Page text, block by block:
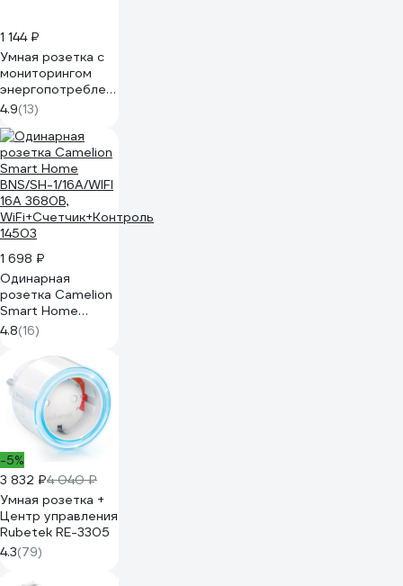
1 144 ₽
Умная розетка с
мониторингом
энергопотребления
Roximo
SCT16A001
4.9(13)
1 698 ₽
Одинарная
розетка Camelion
Smart Home
BNS/SH-1/16A/WIFI
16A 3680В,
WiFi+Счетчик+Контроль
14503
4.8(16)
-5%
3 832 ₽4 040 ₽
Умная розетка +
Центр управления
Rubetek RE-3305
4.3(79)